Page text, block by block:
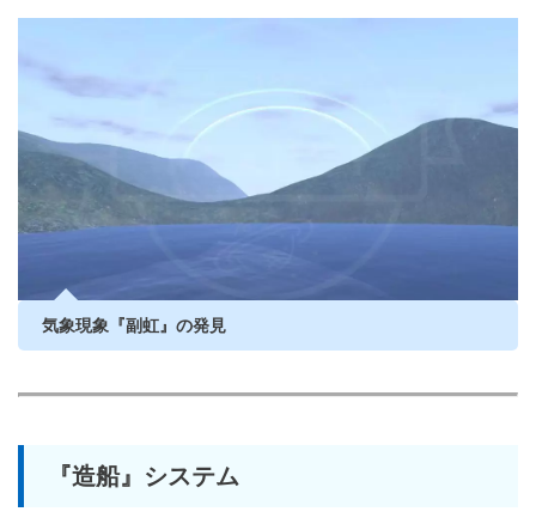
気象現象『副虹』の発見
『造船』システム